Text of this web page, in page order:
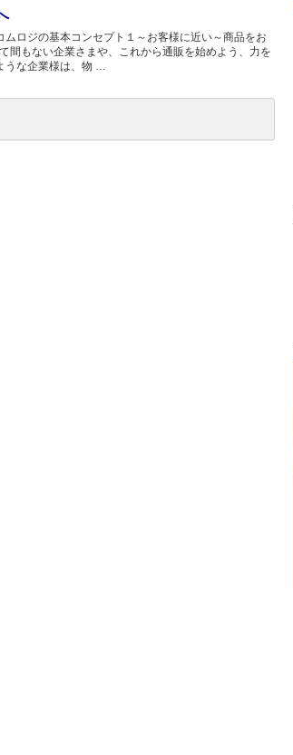
ロジの基本コンセプト１～お客様に近い～商品をお
間もない企業さまや、これから通販を始めよう、力を
うな企業様は、物 …